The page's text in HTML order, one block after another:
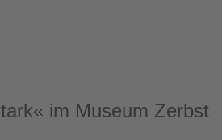
im Museum Zerbst